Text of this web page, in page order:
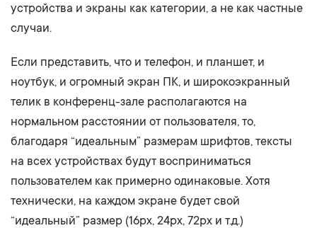
устройства и экраны как категории, а не как частные
случаи.
Если представить, что и телефон, и планшет, и
ноутбук, и огромный экран ПК, и широкоэкранный
телик в конференц-зале располагаются на
нормальном расстоянии от пользователя, то,
благодаря “идеальным” размерам шрифтов, тексты
на всех устройствах будут восприниматься
пользователем как примерно одинаковые. Хотя
технически, на каждом экране будет свой
“идеальный” размер (16px, 24px, 72px и т.д.)